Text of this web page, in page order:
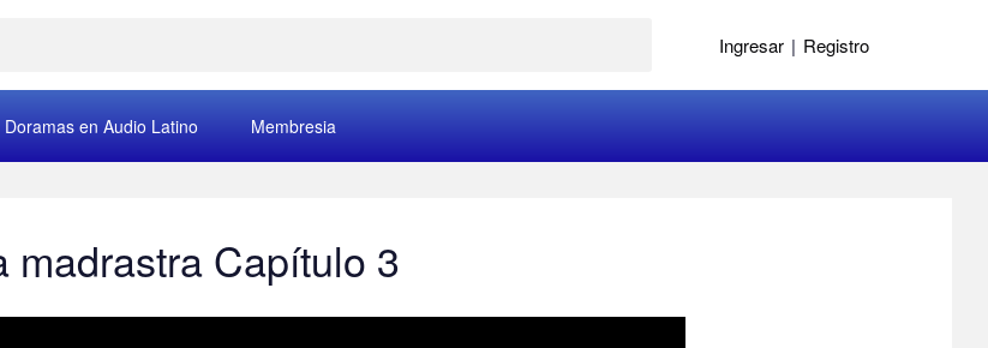
Ingresar | Registro
Doramas en Audio Latino Membresia
madrastra Capítulo 3